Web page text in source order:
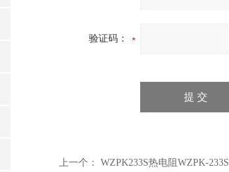
验证码：
上一个： WZPK233S热电阻WZPK-233S